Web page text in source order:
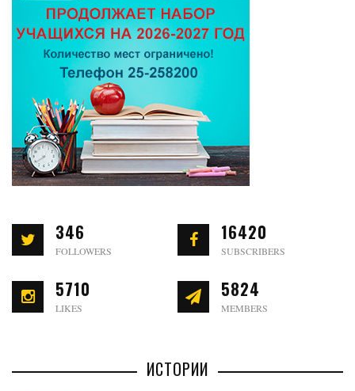
346
FOLLOWERS
16420
SUBSCRIBERS
5710
LIKES
5824
MEMBERS
ИСТОРИИ